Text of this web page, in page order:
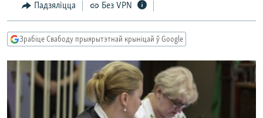
навігацыі
Перайсьці
да
ЭКАНОМІКА
ПАЛІТВЯЗЬНІ
КУЛЬТУРА
КАЛЯНДАР
ПАДКАСТЫ
PREMIUM
НА ХВАЛЯХ СВАБОДЫ
ПАДКАСТЫ
Усе сайты РС/РСЭ
Падзяліцца Без VPN
Зрабіце Свабоду прыярытэтнай крыніцай ў Google